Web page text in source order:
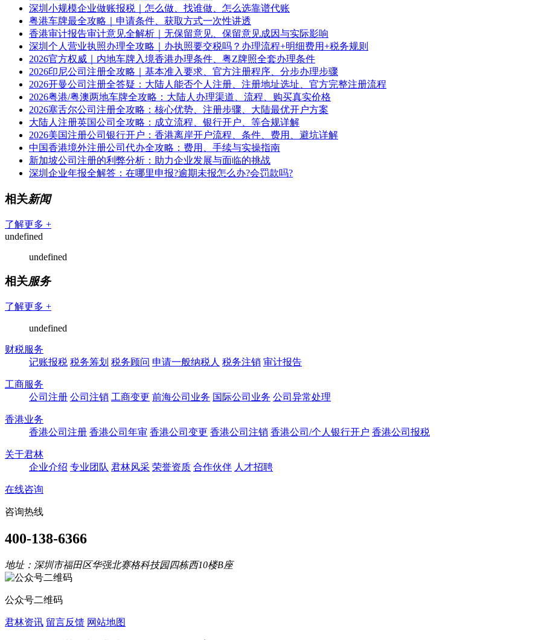
深圳小规模企业做账报税｜怎么做、找谁做、怎么选靠谱代账
粤港车牌最全攻略｜申请条件、获取方式一次性讲透
香港审计报告审计意见全解析｜无保留意见、保留意见成因与实际影响
深圳个人营业执照办理全攻略｜办执照要交税吗？办理流程+明细费用+税务规则
2026官方权威｜内地车牌入境香港办理条件、粤Z牌照全套办理条件
2026印尼公司注册全攻略｜基本准入要求、官方注册程序、分步办理步骤
2026开曼公司注册全答疑：大陆人能否个人注册、注册地址选址、官方完整注册流程
2026粤港/粤澳两地车牌全攻略：大陆人办理渠道、流程、购买真实价格
2026塞舌尔公司注册全攻略：核心优势、注册步骤、大陆最优开户方案
大陆人注册英国公司全攻略：成立流程、银行开户、等合规详解
2026美国注册公司银行开户：香港离岸开户流程、条件、费用、避坑详解
中国香港境外注册公司代办全攻略：费用、手续与实操指南
新加坡公司注册的利弊分析：助力企业发展与面临的挑战
深圳企业年报全解答：在哪里申报?逾期未报怎么办?会罚款吗?
相关新闻
了解更多 +
undefined
undefined
相关服务
了解更多 +
undefined
财税服务
记账报税 税务筹划 税务顾问 申请一般纳税人 税务注销 审计报告
工商服务
公司注册 公司注销 工商变更 前海公司业务 国际公司业务 公司异常处理
香港业务
香港公司注册 香港公司年审 香港公司变更 香港公司注销 香港公司/个人银行开户 香港公司报税
关于君林
企业介绍 专业团队 君林风采 荣誉资质 合作伙伴 人才招聘
在线咨询
咨询热线
400-138-6366
地址：深圳市福田区华强北赛格科技园四栋西10楼B座
公众号二维码
君林资讯 留言反馈 网站地图